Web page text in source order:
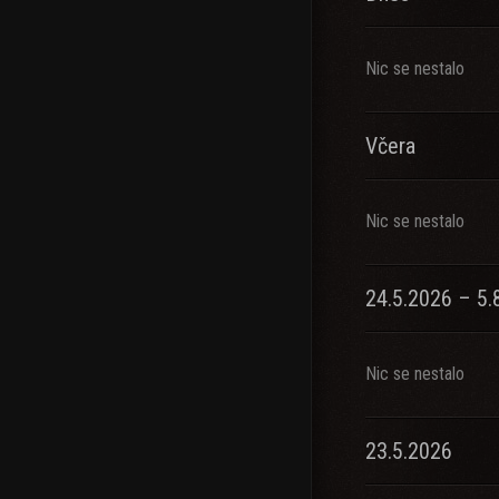
DYPLOMACJA:
► Only_Gold_Sk1LL
TS:
*Kanały Twitch:
►
►
Nic se nestalo
Včera
Nic se nestalo
24.5.2026 –
Nic se nestalo
23.5.2026